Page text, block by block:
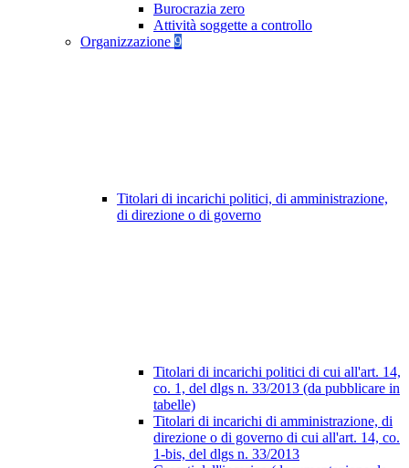
Burocrazia zero
Attività soggette a controllo
Organizzazione 9
Titolari di incarichi politici, di amministrazione,
di direzione o di governo
Titolari di incarichi politici di cui all'art. 14,
co. 1, del dlgs n. 33/2013 (da pubblicare in
tabelle)
Titolari di incarichi di amministrazione, di
direzione o di governo di cui all'art. 14, co.
1-bis, del dlgs n. 33/2013